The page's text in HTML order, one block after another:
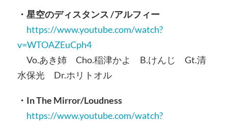
・星空のディスタンス /アルフィー
https://www.youtube.com/watch?
v=WTOAZEuCph4
Vo.あき姉 Cho.稲津かよ B.けんじ Gt.清
水保光 Dr.ホリトオル
・In The Mirror/Loudness
https://www.youtube.com/watch?